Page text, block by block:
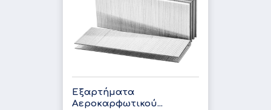
Εξαρτήματα
Αεροκαρφωτικού...